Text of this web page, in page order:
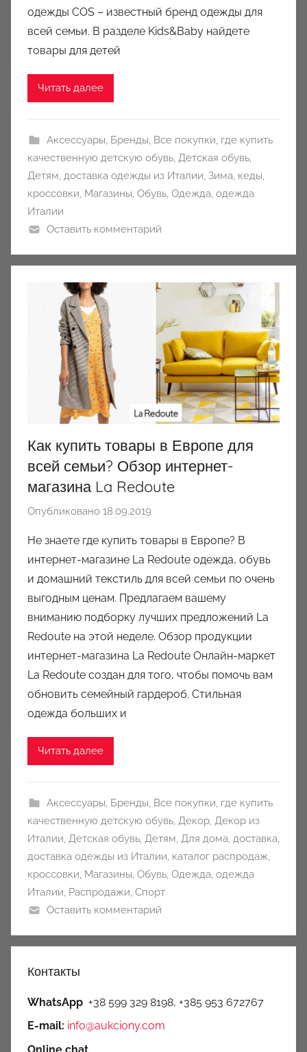
c
i
одежды COS – известный бренд одежды для
всей семьи. В разделе Kids&Baby найдете
товары для детей
Читать далее
Аксессуары, Бренды, Все покупки, где купить
качественную детскую обувь, Детская обувь,
Детям, доставка одежды из Италии, Зима, кеды,
кроссовки, Магазины, Обувь, Одежда, одежда
Италии
Оставить комментарий
Как купить товары в Европе для
всей семьи? Обзор интернет-
магазина La Redoute
Опубликовано 18.09.2019
т
о
р
о
м
a
u
k
c
Не знаете где купить товары в Европе? В
интернет-магазине La Redoute одежда, обувь
и домашний текстиль для всей семьи по очень
выгодным ценам. Предлагаем вашему
вниманию подборку лучших предложений La
Redoute на этой неделе. Обзор продукции
интернет-магазина La Redoute Онлайн-маркет
La Redoute создан для того, чтобы помочь вам
обновить семейный гардероб. Стильная
одежда больших и
Читать далее
Аксессуары, Бренды, Все покупки, где купить
качественную детскую обувь, Декор, Декор из
Италии, Детская обувь, Детям, Для дома, доставка,
доставка одежды из Италии, каталог распродаж,
кроссовки, Магазины, Обувь, Одежда, одежда
Италии, Распродажи, Спорт
Оставить комментарий
Контакты
WhatsApp +38 599 329 8198, +385 953 672767
E-mail: info@aukciony.com